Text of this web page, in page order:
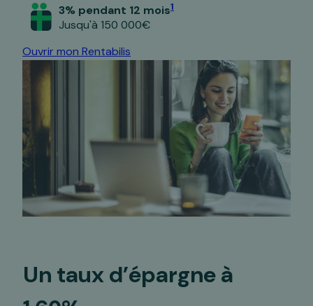
Ouvrir mon Rentabilis
3% pendant 12 mois1
Jusqu'à 150 000€
Un taux d’épargneà